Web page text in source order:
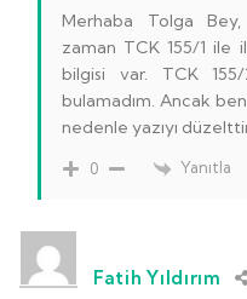
Merhaba Tolga Bey,
zaman TCK 155/1 ile
bilgisi var. TCK
bulamadım. Ancak
nedenle yazıyı
0 Yanıtla
Fatih Yıldırım